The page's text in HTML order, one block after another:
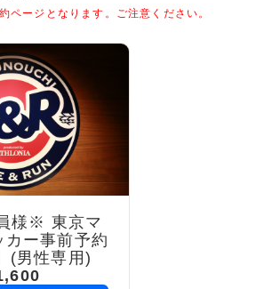
ページとなります。ご注意ください。
様※ 東京マ
カー事前予約
(男性専用)